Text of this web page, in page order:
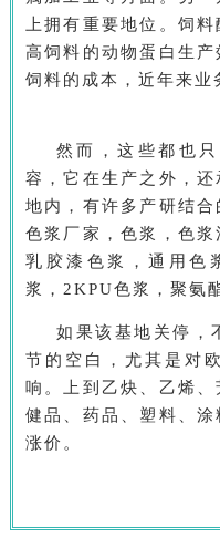
上拥有重要地位。饲
高饲料的动物蛋白生
饲料的成本，近年来业
然而，这些都也
容，它在生产之外，
地内，有许多产研结合
色浆厂家，色浆，色浆
乳胶漆色浆，通用色
浆，2KPU色浆，聚氨
如果该基地关停，
节的空白，尤其是对
响。上到乙炔、乙烯
健品、药品、塑料、
涨价。